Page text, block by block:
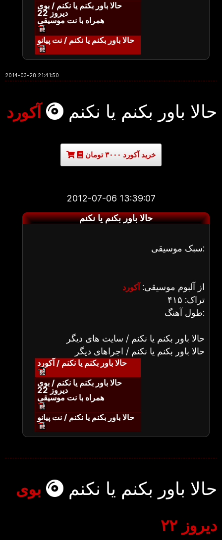
حالا باور بکنم یا نکنم / بوی
دیروز 22
همراه با نت موسیقی
حالا باور بکنم یا نکنم / نت پیانو
2014-03-28 21:41:50
حالا باور بکنم یا نکنم آکورد
خرید آکورد ۳۰۰۰ تومان
2012-07-06 13:39:07
حالا باور بکنم یا نکنم
سبک موسیقی:
از آلبوم موسیقی: آکورد
تراک: ۴۱۵
طول آهنگ:
حالا باور بکنم یا نکنم / سایت های دیگر
حالا باور بکنم یا نکنم / اجراهای دیگر
حالا باور بکنم یا نکنم / آکورد
حالا باور بکنم یا نکنم / بوی
دیروز 22
همراه با نت موسیقی
حالا باور بکنم یا نکنم / نت پیانو
حالا باور بکنم یا نکنم بوی
دیروز ۲۲